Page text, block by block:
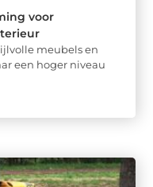
voor
meubels en
een hoger niveau